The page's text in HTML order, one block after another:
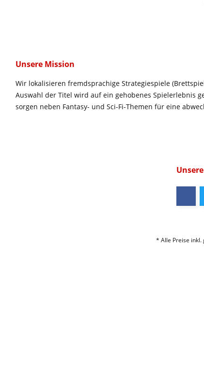
Unsere Mission
Wir lokalisieren fremdsprachige Strategiespiele
Auswahl der Titel wird auf ein gehobenes Spielerlebnis
sorgen neben Fantasy- und Sci-Fi-Themen für eine
* Alle Preise